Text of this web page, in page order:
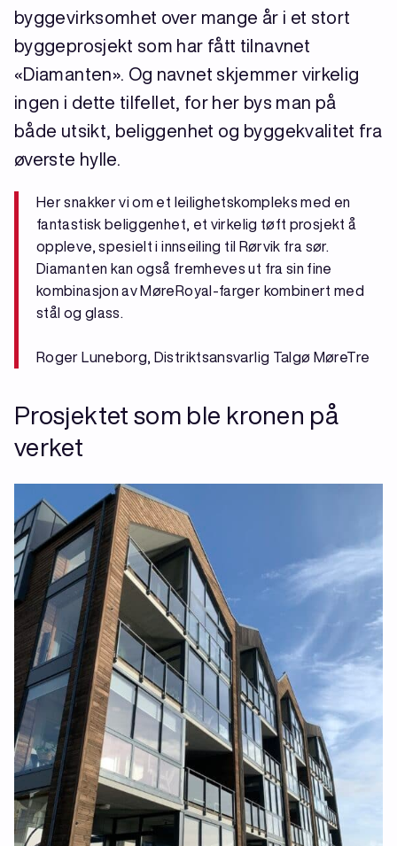
byggevirksomhet over mange år i et stort
byggeprosjekt som har fått tilnavnet
«Diamanten». Og navnet skjemmer virkelig
ingen i dette tilfellet, for her bys man på
både utsikt, beliggenhet og byggekvalitet fra
øverste hylle.
Her snakker vi om et leilighetskompleks med en
fantastisk beliggenhet, et virkelig tøft prosjekt å
oppleve, spesielt i innseiling til Rørvik fra sør.
Diamanten kan også fremheves ut fra sin fine
kombinasjon av MøreRoyal-farger kombinert med
stål og glass.
Roger Luneborg, Distriktsansvarlig Talgø MøreTre
Prosjektet som ble kronen på
verket